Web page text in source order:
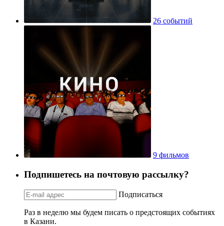
26 событий
9 фильмов
Подпишетесь на почтовую рассылку?
Подписаться
Раз в неделю мы будем писать о предстоящих событиях
в Казани.